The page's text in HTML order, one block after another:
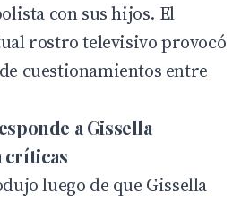
con sus hijos. El
rostro televisivo provocó
cuestionamientos entre
a Gissella
críticas
luego de que Gissella